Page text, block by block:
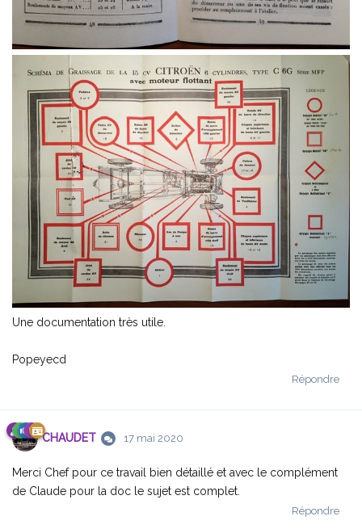
Une documentation très utile.
Popeyecd
Répondre
CHAUDET 17 mai 2020
Merci Chef pour ce travail bien détaillé et avec le complément
de Claude pour la doc le sujet est complet.
Répondre